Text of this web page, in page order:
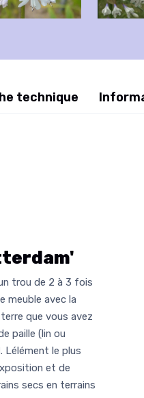
technique
trou de 2 à 3 fois
meuble avec la
que vous avez
paille (lin ou
le plus
et de
secs en terrains